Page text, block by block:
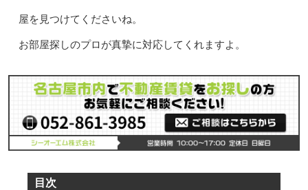
屋を見つけてくださいね。
お部屋探しのプロが真摯に対応してくれますよ。
目次